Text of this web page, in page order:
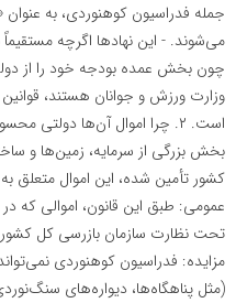
جمله فدراسیون کوهنوردی، به
می‌شوند. - این نهادها اگرچه مستقیماً
چون بخش عمده بودجه خود را از
وزارت ورزش و جوانان هستند،
است. ۲. چرا اموال آن‌ها دولتی
بخش بزرگی از سرمایه، زمین‌ها و
کشور تأمین شده، این اموال متعلق
عمومی: طبق این قانون، اموالی که
تحت نظارت سازمان بازرسی کل کشور
مزایده: فدراسیون کوهنوردی
(مثل پناهگاه‌ها، دیواره‌های